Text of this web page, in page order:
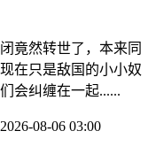
竟然转世了，本来同
在只是敌国的小小奴
会纠缠在一起......
2026-08-06 03:00